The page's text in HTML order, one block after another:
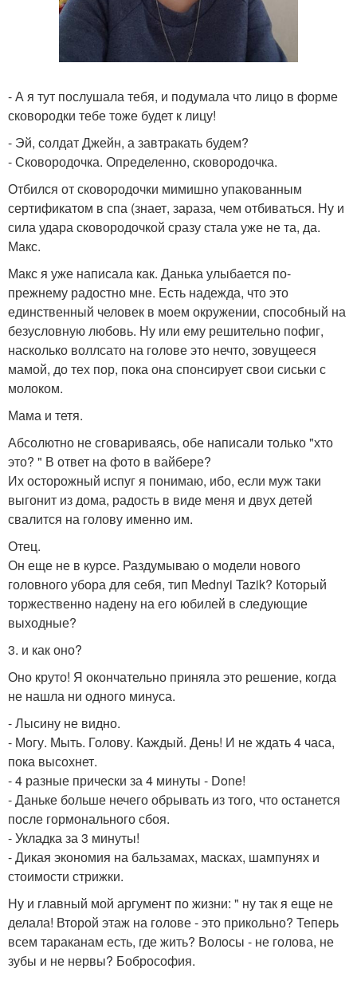
- А я тут послушала тебя, и подумала что лицо в форме
сковородки тебе тоже будет к лицу!
- Эй, солдат Джейн, а завтракать будем?
- Сковородочка. Определенно, сковородочка.
Отбился от сковородочки мимишно упакованным
сертификатом в спа (знает, зараза, чем отбиваться. Ну и
сила удара сковородочкой сразу стала уже не та, да.
Макс.
Макс я уже написала как. Данька улыбается по-
прежнему радостно мне. Есть надежда, что это
единственный человек в моем окружении, способный на
безусловную любовь. Ну или ему решительно пофиг,
насколько воллсато на голове это нечто, зовущееся
мамой, до тех пор, пока она спонсирует свои сиськи с
молоком.
Мама и тетя.
Абсолютно не сговариваясь, обе написали только "хто
это? " В ответ на фото в вайбере?
Их осторожный испуг я понимаю, ибо, если муж таки
выгонит из дома, радость в виде меня и двух детей
свалится на голову именно им.
Отец.
Он еще не в курсе. Раздумываю о модели нового
головного убора для себя, тип Mednyi Tazik? Который
торжественно надену на его юбилей в следующие
выходные?
3. и как оно?
Оно круто! Я окончательно приняла это решение, когда
не нашла ни одного минуса.
- Лысину не видно.
- Могу. Мыть. Голову. Каждый. День! И не ждать 4 часа,
пока высохнет.
- 4 разные прически за 4 минуты - Done!
- Даньке больше нечего обрывать из того, что останется
после гормонального сбоя.
- Укладка за 3 минуты!
- Дикая экономия на бальзамах, масках, шампунях и
стоимости стрижки.
Ну и главный мой аргумент по жизни: " ну так я еще не
делала! Второй этаж на голове - это прикольно? Теперь
всем тараканам есть, где жить? Волосы - не голова, не
зубы и не нервы? Бобрософия.